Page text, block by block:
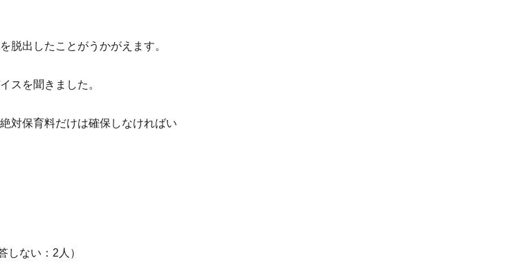
脱出したことがうかがえます。
スを聞きました。
対保育料だけは確保しなければい
ない：2人）